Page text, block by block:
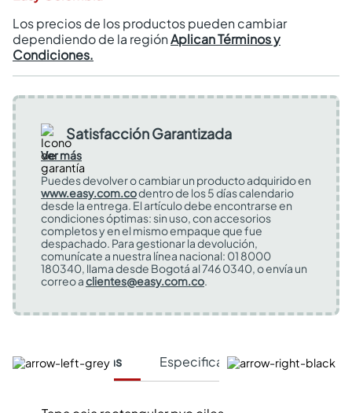
Los precios de los productos pueden cambiar
dependiendo de la regiónAplican Términos y
Condiciones.
Satisfacción Garantizada
Ver más
Puedes devolver o cambiar un producto adquirido en
www.easy.com.codentro de los 5 días calendario
desde la entrega. El artículo debe encontrarse en
condiciones óptimas: sin uso, con accesorios
completos y en el mismo empaque que fue
despachado. Para gestionar la devolución,
comunícate a nuestra línea nacional: 01 8000
180340, llama desde Bogotá al 746 0340, o envía un
correo aclientes@easy.com.co.
Características Especificaciones Técnicas